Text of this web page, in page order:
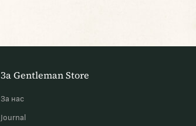
За Gentleman Store
За наc
Journal